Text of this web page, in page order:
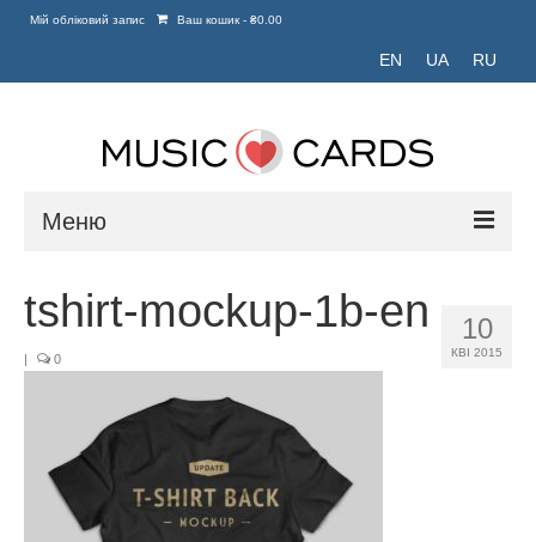
Мій обліковий запис Ваш кошик - ₴0.00
EN UA RU
Меню
Зв’язатися з нами
10
КВІ 2015
tshirt-mockup-1b-en
| 0